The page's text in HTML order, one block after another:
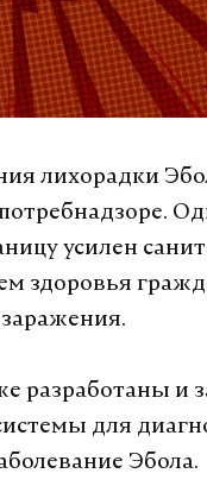
лихорадки
усилен
здоровья
разработаны и
для
Эбола.